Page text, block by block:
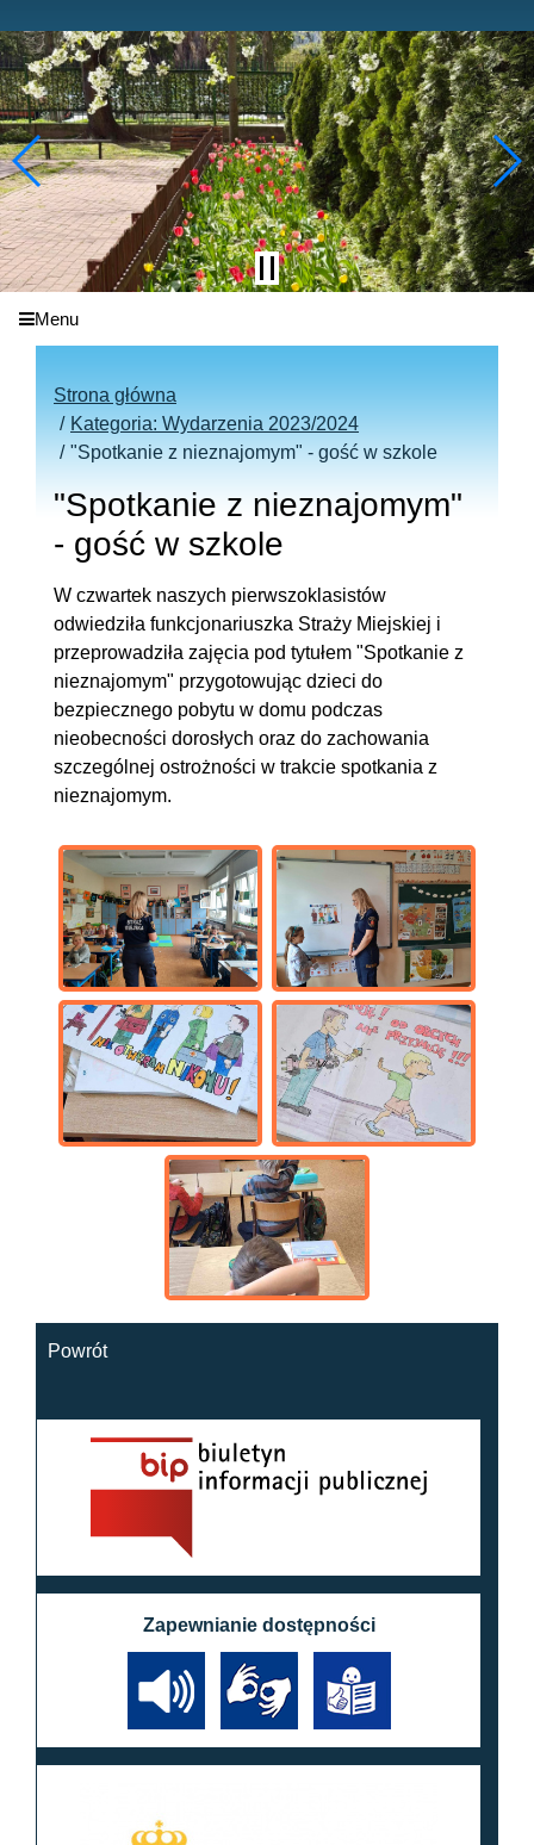
Menu
Strona główna
Kategoria: Wydarzenia 2023/2024
"Spotkanie z nieznajomym" - gość w szkole
"Spotkanie z nieznajomym"
- gość w szkole
W czwartek naszych pierwszoklasistów
odwiedziła funkcjonariuszka Straży Miejskiej i
przeprowadziła zajęcia pod tytułem "Spotkanie z
nieznajomym" przygotowując dzieci do
bezpiecznego pobytu w domu podczas
nieobecności dorosłych oraz do zachowania
szczególnej ostrożności w trakcie spotkania z
nieznajomym.
Powrót
Zapewnianie dostępności